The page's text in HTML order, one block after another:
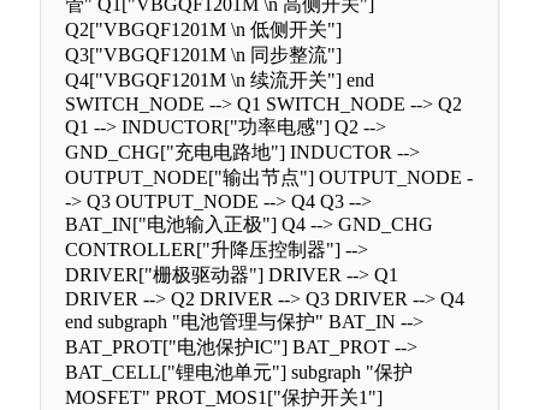
管" Q1["VBGQF1201M \n 高侧开关"]
Q2["VBGQF1201M \n 低侧开关"]
Q3["VBGQF1201M \n 同步整流"]
Q4["VBGQF1201M \n 续流开关"] end
SWITCH_NODE --> Q1 SWITCH_NODE --> Q2
Q1 --> INDUCTOR["功率电感"] Q2 -->
GND_CHG["充电电路地"] INDUCTOR -->
OUTPUT_NODE["输出节点"] OUTPUT_NODE -
-> Q3 OUTPUT_NODE --> Q4 Q3 -->
BAT_IN["电池输入正极"] Q4 --> GND_CHG
CONTROLLER["升降压控制器"] -->
DRIVER["栅极驱动器"] DRIVER --> Q1
DRIVER --> Q2 DRIVER --> Q3 DRIVER --> Q4
end subgraph "电池管理与保护" BAT_IN -->
BAT_PROT["电池保护IC"] BAT_PROT -->
BAT_CELL["锂电池单元"] subgraph "保护
MOSFET" PROT_MOS1["保护开关1"]